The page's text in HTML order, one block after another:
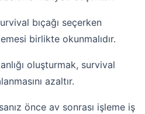
bıçağı seçerken
birlikte okunmalıdır.
oluşturmak, survival
azaltır.
önce av sonrası işleme iş